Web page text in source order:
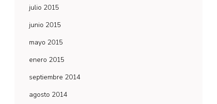
julio 2015
junio 2015
mayo 2015
enero 2015
septiembre 2014
agosto 2014